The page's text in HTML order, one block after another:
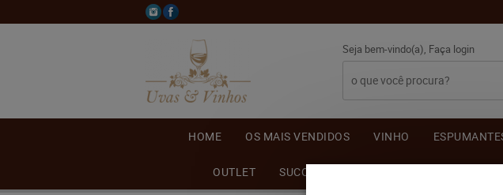
Seja bem-vindo(a), Faça login
HOME OS MAIS VENDIDOS VINHO
OUTLET SUCO DE UVA